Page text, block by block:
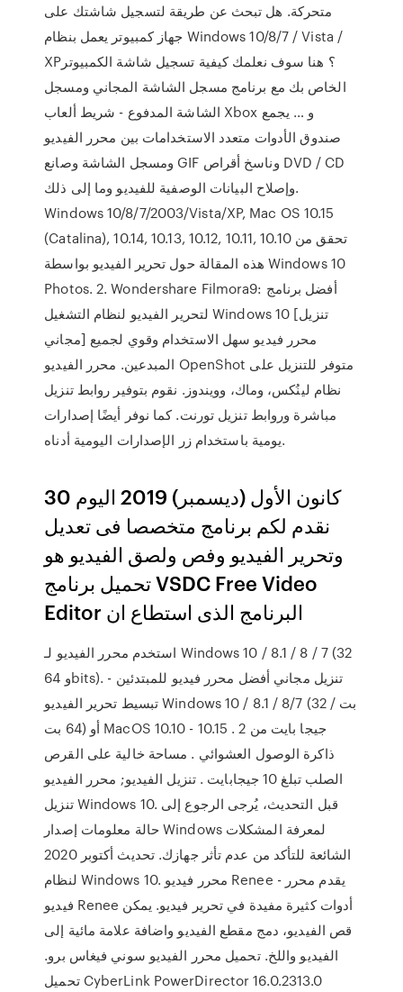
متحركة. هل تبحث عن طريقة لتسجيل شاشتك على
جهاز كمبيوتر يعمل بنظام Windows 10/8/7 / Vista /
XP؟ هنا سوف نعلمك كيفية تسجيل شاشة الكمبيوتر
الخاص بك مع برنامج مسجل الشاشة المجاني ومسجل
الشاشة المدفوع - شريط ألعاب Xbox و … يجمع
صندوق الأدوات متعدد الاستخدامات بين محرر الفيديو
ومسجل الشاشة وصانع GIF وناسخ أقراص DVD / CD
وإصلاح البيانات الوصفية للفيديو وما إلى ذلك.
Windows 10/8/7/2003/Vista/XP, Mac OS 10.15
(Catalina), 10.14, 10.13, 10.12, 10.11, 10.10 تحقق من
هذه المقالة حول تحرير الفيديو بواسطة Windows 10
Photos. 2. Wondershare Filmora9: أفضل برنامج
لتحرير الفيديو لنظام التشغيل Windows 10 [تنزيل
مجاني] محرر فيديو سهل الاستخدام وقوي لجميع
المبدعين. محرر الفيديو OpenShot متوفر للتنزيل على
نظام لينُكس، وماك، وويندوز. نقوم بتوفير روابط تنزيل
مباشرة وروابط تنزيل تورنت. كما نوفر أيضًا إصدارات
يومية باستخدام زر الإصدارات اليومية أدناه.
30 كانون الأول (ديسمبر) 2019 اليوم
نقدم لكم برنامج متخصصا فى تعديل
وتحرير الفيديو وفص ولصق الفيديو هو
تحميل برنامج VSDC Free Video
استخدم محرر الفيديو لـ Windows 10 / 8.1 / 8 / 7 (32
و 64bits). تنزيل مجاني أفضل محرر فيديو للمبتدئين -
تبسيط تحرير الفيديو Windows 10 / 8.1 / 8/7 (32 بت /
64 بت) أو MacOS 10.10 - 10.15 . 2 جيجا بايت من
ذاكرة الوصول العشوائي . مساحة خالية على القرص
الصلب تبلغ 10 جيجابايت . تنزيل الفيديو; محرر الفيديو
تنزيل Windows 10. قبل التحديث، يُرجى الرجوع إلى
حالة معلومات إصدار Windows لمعرفة المشكلات
الشائعة للتأكد من عدم تأثر جهازك. تحديث أكتوبر 2020
لنظام Windows 10. محرر فيديو Renee - يقدم محرر
فيديو Renee أدوات كثيرة مفيدة في تحرير فيديو. يمكن
قص الفيديو، دمج مقطع الفيديو واضافة علامة مائية إلى
الفيديو واللخ. تحميل محرر الفيديو سوني فيغاس برو.
تحميل CyberLink PowerDirector 16.0.2313.0